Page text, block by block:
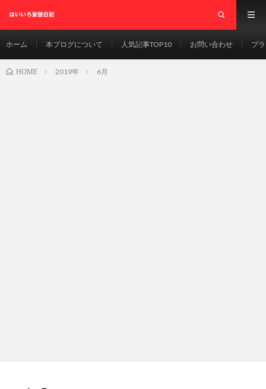
ホーム 本ブログについて 人気記事TOP10 お問い合わせ プ
HOME 2019年 6月